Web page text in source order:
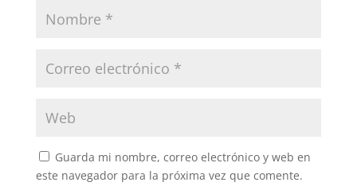
Guarda mi nombre, correo electrónico y web en
este navegador para la próxima vez que comente.